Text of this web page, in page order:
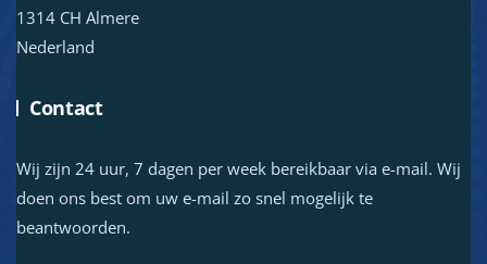
1314 CH Almere
Nederland
Contact
Wij zijn 24 uur, 7 dagen per week bereikbaar via e-mail. Wij
doen ons best om uw e-mail zo snel mogelijk te
beantwoorden.